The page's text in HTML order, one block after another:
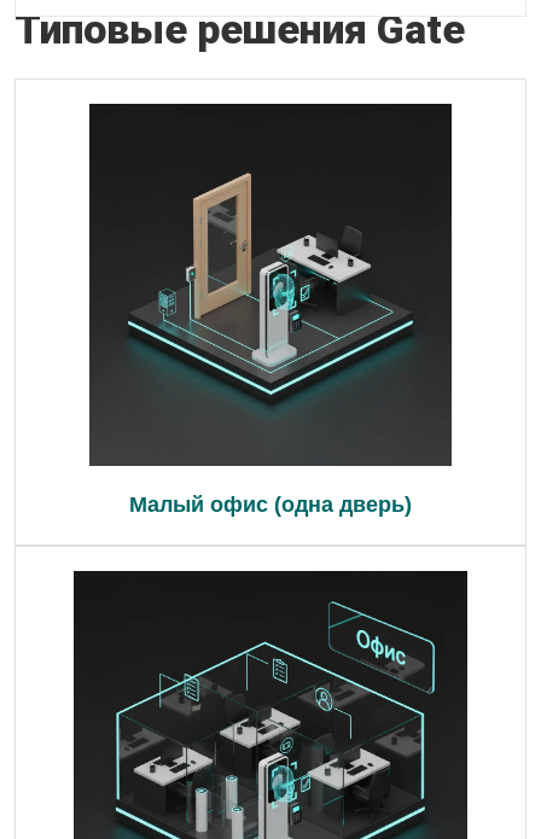
Типовые решения Gate
Малый офис (одна дверь)